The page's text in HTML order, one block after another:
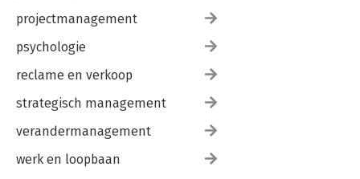
projectmanagement
psychologie
reclame en verkoop
strategisch management
verandermanagement
werk en loopbaan